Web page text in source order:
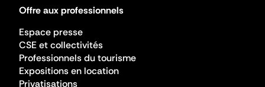
Offre aux professionnels
Espace presse
CSE et collectivités
Professionnels du tourisme
Expositions en location
Privatisations